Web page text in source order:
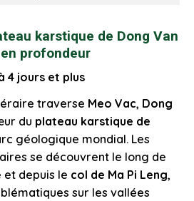
karstique de Dong Van
profondeur
4 jours et plus
traverse Meo Vac, Dong
du plateau karstique de
géologique mondial. Les
se découvrent le long de
depuis le col de Ma Pi Leng,
sur les vallées